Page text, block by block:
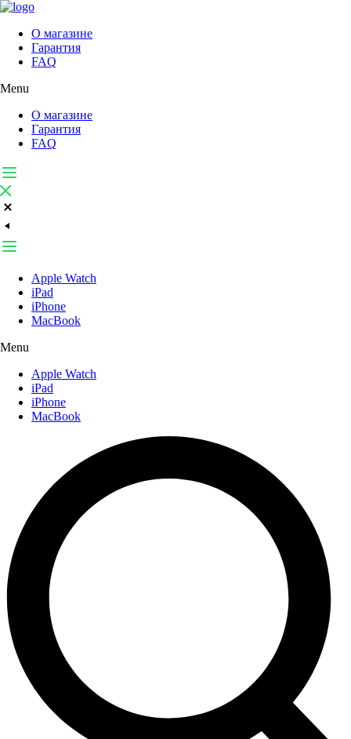
О магазине
Гарантия
FAQ
Menu
О магазине
Гарантия
FAQ
Apple Watch
iPad
iPhone
MacBook
Menu
Apple Watch
iPad
iPhone
MacBook